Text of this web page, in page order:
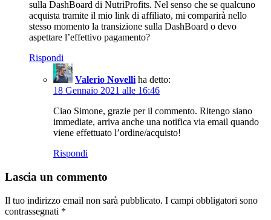
sulla DashBoard di NutriProfits. Nel senso che se qualcuno
acquista tramite il mio link di affiliato, mi comparirà nello
stesso momento la transizione sulla DashBoard o devo
aspettare l’effettivo pagamento?
Rispondi
Valerio Novelli ha detto:
18 Gennaio 2021 alle 16:46
Ciao Simone, grazie per il commento. Ritengo siano
immediate, arriva anche una notifica via email quando
viene effettuato l’ordine/acquisto!
Rispondi
Lascia un commento
Il tuo indirizzo email non sarà pubblicato. I campi obbligatori sono
contrassegnati *